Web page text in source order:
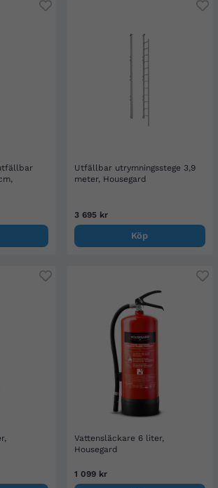
Utfällbar utrymningsstege 3,9
meter, Housegard
3 695 kr
Köp
Vattensläckare 6 liter,
Housegard
1 099 kr